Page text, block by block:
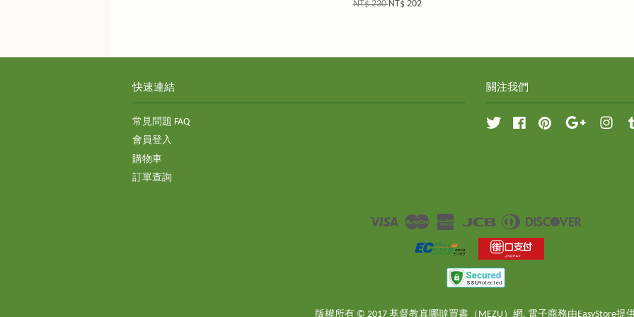
NT$ 230NT$ 202
快速連結
常見問題 FAQ
會員登入
購物車
訂單查詢
關注我們
Twitter FacebookPinterest Google
Visa Master
American
JCB
Diners
版權所有 © 2017 基督教真哪噠買書（MEZU）網. 電子商務由 EasyStore提